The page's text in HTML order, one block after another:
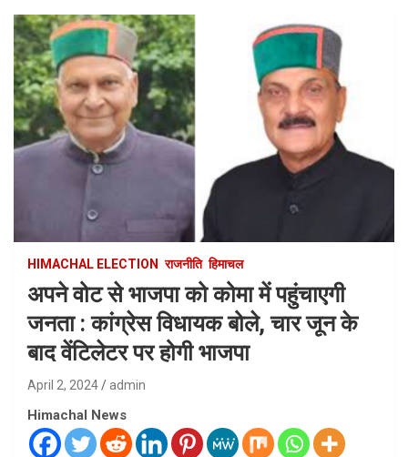
HIMACHAL ELECTION राजनीति हिमाचल
अपने वोट से भाजपा को कोमा में पहुंचाएगी
जनता : कांग्रेस विधायक बोले, चार जून के
बाद वेंटिलेटर पर होगी भाजपा
April 2, 2024 admin
Himachal News